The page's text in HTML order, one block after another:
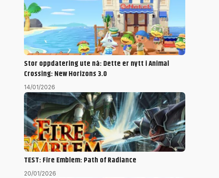
Stor oppdatering ute nå: Dette er nytt i Animal
Crossing: New Horizons 3.0
14/01/2026
TEST: Fire Emblem: Path of Radiance
20/01/2026